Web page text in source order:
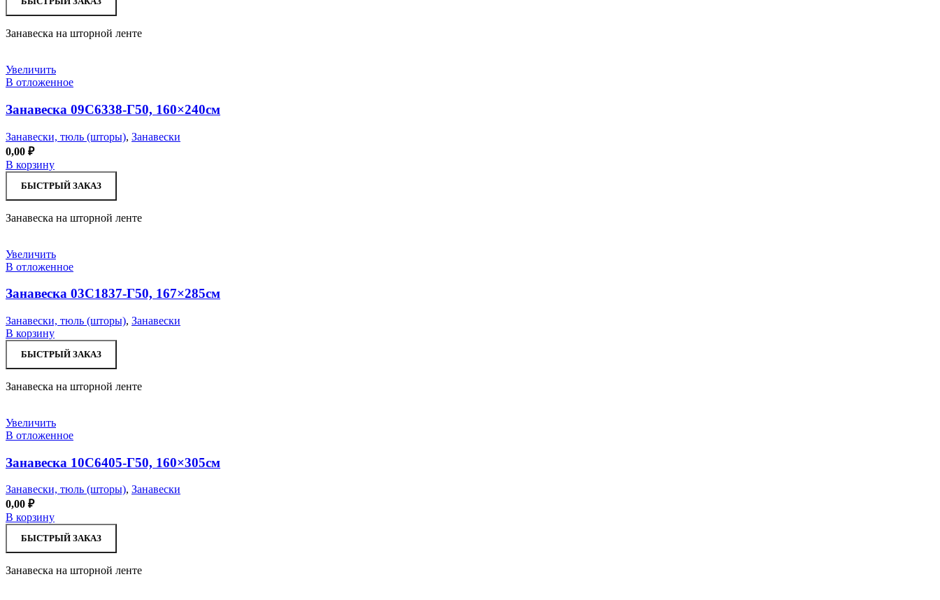
Занавеска на шторной ленте
Увеличить
В отложенное
Занавеска 09С6338-Г50, 160×240см
Занавески, тюль (шторы), Занавески
0,00 ₽
В корзину
БЫСТРЫЙ ЗАКАЗ
Занавеска на шторной ленте
Увеличить
В отложенное
Занавеска 03С1837-Г50, 167×285см
Занавески, тюль (шторы), Занавески
В корзину
БЫСТРЫЙ ЗАКАЗ
Занавеска на шторной ленте
Увеличить
В отложенное
Занавеска 10С6405-Г50, 160×305см
Занавески, тюль (шторы), Занавески
0,00 ₽
В корзину
БЫСТРЫЙ ЗАКАЗ
Занавеска на шторной ленте